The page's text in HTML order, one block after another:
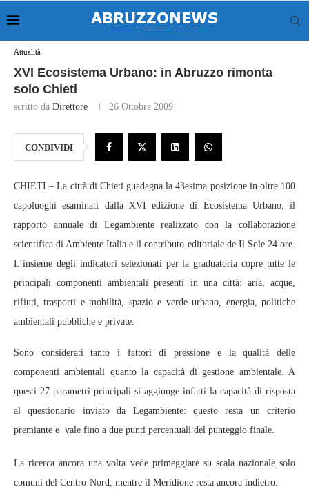
Attualità
XVI Ecosistema Urbano: in Abruzzo rimonta
solo Chieti
scritto da Direttore 26 Ottobre 2009
CONDIVIDI
CHIETI – La città di Chieti guadagna la 43esima posizione in oltre 100
capoluoghi esaminati dalla XVI edizione di Ecosistema Urbano, il
rapporto annuale di Legambiente realizzato con la collaborazione
scientifica di Ambiente Italia e il contributo editoriale de Il Sole 24 ore.
L’insieme degli indicatori selezionati per la graduatoria copre tutte le
principali componenti ambientali presenti in una città: aria, acque,
rifiuti, trasporti e mobilità, spazio e verde urbano, energia, politiche
ambientali pubbliche e private.
Sono considerati tanto i fattori di pressione e la qualità delle
componenti ambientali quanto la capacità di gestione ambientale. A
questi 27 parametri principali si aggiunge infatti la capacità di risposta
al questionario inviato da Legambiente: questo resta un criterio
premiante e vale fino a due punti percentuali del punteggio finale.
La ricerca ancora una volta vede primeggiare su scala nazionale solo
comuni del Centro-Nord, mentre il Meridione resta ancora indietro.